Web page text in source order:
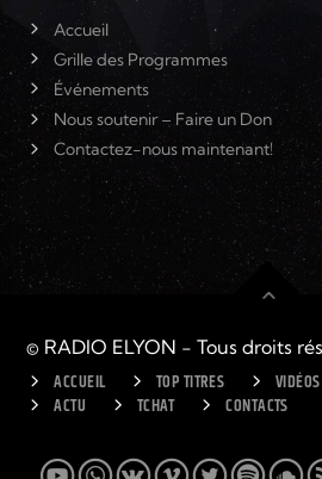
Accueil
Grille des Programmes
Événements
Nous soutenir – Faire un Don
Contactez-nous maintenant!
© RADIO ELYON - Tous droits
ACCUEIL TOP TITRES VIDÉOS
ACTU
TCHAT CONTACTS